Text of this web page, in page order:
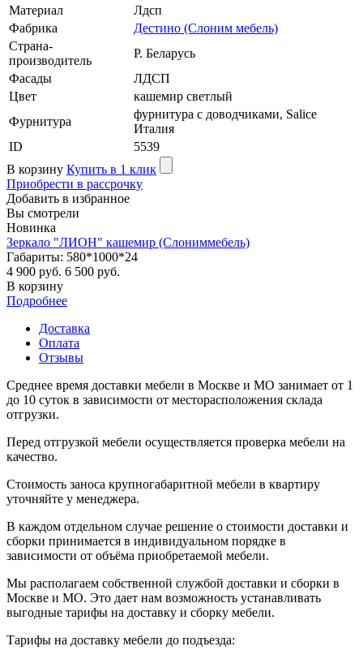
Материал
Лдсп
Фабрика
Дестино (Слоним мебель)
Страна-
производитель
Р. Беларусь
Фасады
ЛДСП
Цвет
кашемир светлый
Фурнитура
фурнитура с доводчиками, Salice
Италия
ID
5539
В корзину Купить в 1 клик
Приобрести в рассрочку
Добавить в избранное
Вы смотрели
Новинка
Зеркало "ЛИОН" кашемир (Слониммебель)
Габариты: 580*1000*24
4 900 руб. 6 500 руб.
В корзину
Подробнее
Доставка
Оплата
Отзывы
Среднее время доставки мебели в Москве и МО занимает от 1
до 10 суток в зависимости от месторасположения склада
отгрузки.
Перед отгрузкой мебели осуществляется проверка мебели на
качество.
Стоимость заноса крупногабаритной мебели в квартиру
уточняйте у менеджера.
В каждом отдельном случае решение о стоимости доставки и
сборки принимается в индивидуальном порядке в
зависимости от объёма приобретаемой мебели.
Мы располагаем собственной службой доставки и сборки в
Москве и МО. Это дает нам возможность устанавливать
выгодные тарифы на доставку и сборку мебели.
Тарифы на доставку мебели до подъезда: